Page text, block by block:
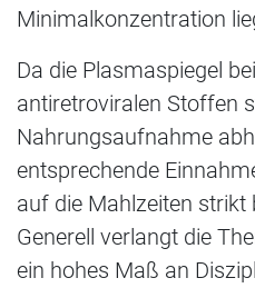
Minimalkonzentration
Da die Plasmaspiegel
antiretroviralen Stoffen
Nahrungsaufnahme
entsprechende
auf die Mahlzeiten strikt
Generell verlangt die
ein hohes Maß an